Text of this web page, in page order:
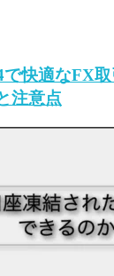
快適なFX取
注意点